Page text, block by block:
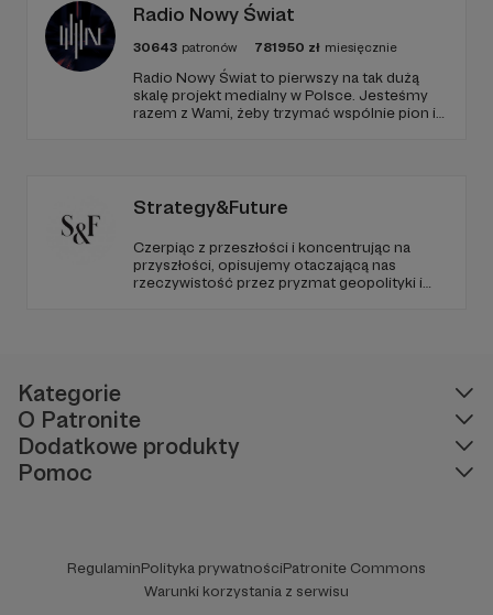
Radio Nowy Świat
30643 patronów 781950 zł miesięcznie
Radio Nowy Świat to pierwszy na tak dużą
skalę projekt medialny w Polsce. Jesteśmy
razem z Wami, żeby trzymać wspólnie pion i
Strategy&Future
Czerpiąc z przeszłości i koncentrując na
przyszłości, opisujemy otaczającą nas
rzeczywistość przez pryzmat geopolityki i
Kategorie
O Patronite
Dodatkowe produkty
Pomoc
RegulaminPolityka prywatnościPatronite Commons
Warunki korzystania z serwisu